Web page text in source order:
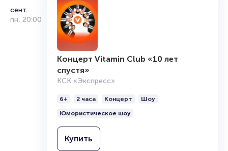
сент.
пн, 20:00
Концерт Vitamin Club «10 лет
спустя»
КСК «Экспресс»
6+ 2 часа Концерт
Шоу
Юмористическое шоу
Купить